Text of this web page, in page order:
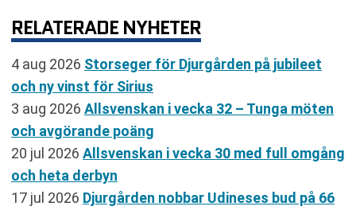
RELATERADE NYHETER
4 aug 2026 Storseger för Djurgården på jubileet
och ny vinst för Sirius
3 aug 2026 Allsvenskan i vecka 32 – Tunga möten
och avgörande poäng
20 jul 2026 Allsvenskan i vecka 30 med full omgång
och heta derbyn
17 jul 2026 Djurgården nobbar Udineses bud på 66